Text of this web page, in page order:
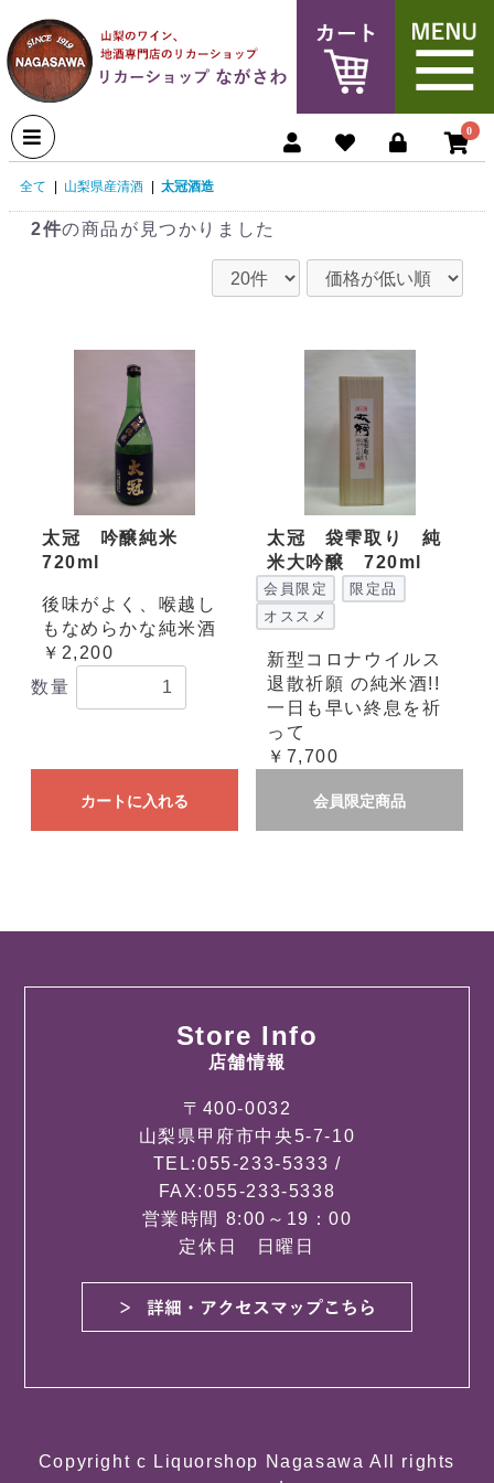
0
全て 山梨県産清酒 太冠酒造
2件の商品が見つかりました
太冠 吟醸純米
720ml
後味がよく、喉越し
もなめらかな純米酒
￥2,200
数量
カートに入れる
太冠 袋雫取り 純
米大吟醸 720ml
会員限定
限定品
オススメ
新型コロナウイルス
退散祈願 の純米酒!!
一日も早い終息を祈
って
￥7,700
会員限定商品
Store Info
店舗情報
〒400-0032
山梨県甲府市中央5-7-10
TEL:055-233-5333 /
FAX:055-233-5338
営業時間 8:00～19：00
定休日 日曜日
Copyright c Liquorshop Nagasawa All rights